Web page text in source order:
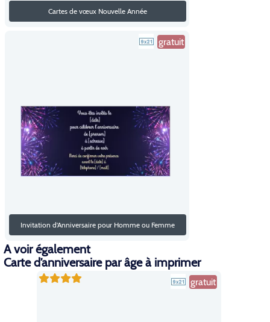
Cartes de vœux Nouvelle Année
gratuit
Invitation d'Anniversaire pour Homme ou Femme
A voir également
Carte d’anniversaire par âge à imprimer
gratuit